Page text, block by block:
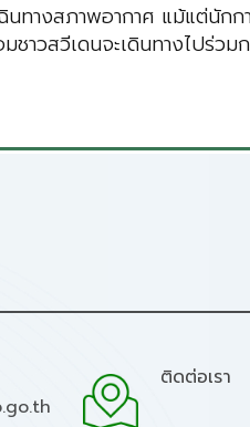
นทางสภาพอากาศ แม้แต่นักก
วสวีเดนจะเดินทางไปร่วม
ติดต่อเรา